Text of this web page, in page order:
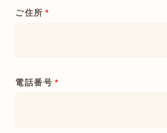
ご住所 *
電話番号 *